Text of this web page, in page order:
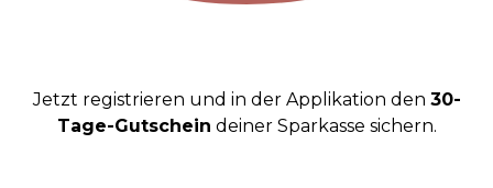
Jetzt registrieren und in der Applikation den 30-
Tage-Gutschein deiner Sparkasse sichern.